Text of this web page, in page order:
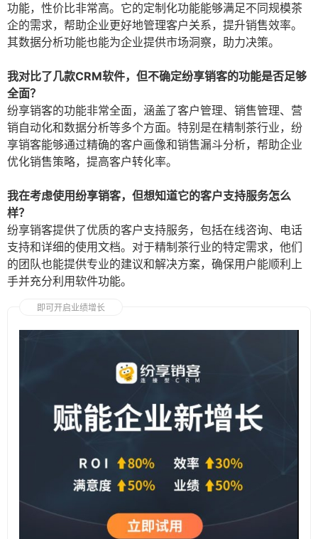
功能，性价比非常高。它的定制化功能能够满足不同规模茶
企的需求，帮助企业更好地管理客户关系，提升销售效率。
其数据分析功能也能为企业提供市场洞察，助力决策。
我对比了几款CRM软件，但不确定纷享销客的功能是否足够
全面？
纷享销客的功能非常全面，涵盖了客户管理、销售管理、营
销自动化和数据分析等多个方面。特别是在精制茶行业，纷
享销客能够通过精确的客户画像和销售漏斗分析，帮助企业
优化销售策略，提高客户转化率。
我在考虑使用纷享销客，但想知道它的客户支持服务怎么
样？
纷享销客提供了优质的客户支持服务，包括在线咨询、电话
支持和详细的使用文档。对于精制茶行业的特定需求，他们
的团队也能提供专业的建议和解决方案，确保用户能顺利上
手并充分利用软件功能。
即可开启业绩增长